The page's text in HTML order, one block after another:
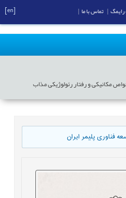
مکانیکی و رفتار رئولوژیکی مذاب
فناوری پلیمر ایران
تماس با ما